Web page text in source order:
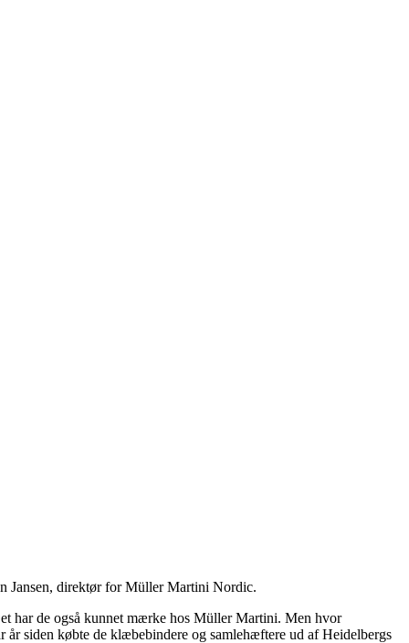
Jansen, direktør for Müller Martini Nordic.
har de også kunnet mærke hos Müller Martini. Men hvor
siden købte de klæbebindere og samlehæftere ud af Heidelbergs